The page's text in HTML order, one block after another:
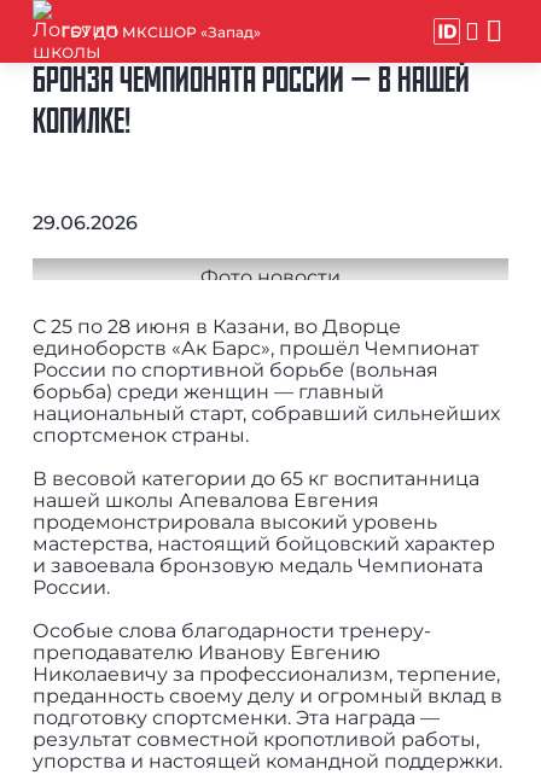
ГБУ ДО МКСШОР «Запад»
БРОНЗА ЧЕМПИОНАТА РОССИИ — В НАШЕЙ
КОПИЛКЕ!
29.06.2026
С 25 по 28 июня в Казани, во Дворце
единоборств «Ак Барс», прошёл Чемпионат
России по спортивной борьбе (вольная
борьба) среди женщин — главный
национальный старт, собравший сильнейших
спортсменок страны.
В весовой категории до 65 кг воспитанница
нашей школы Апевалова Евгения
продемонстрировала высокий уровень
мастерства, настоящий бойцовский характер
и завоевала бронзовую медаль Чемпионата
России.
Особые слова благодарности тренеру-
преподавателю Иванову Евгению
Николаевичу за профессионализм, терпение,
преданность своему делу и огромный вклад в
подготовку спортсменки. Эта награда —
результат совместной кропотливой работы,
упорства и настоящей командной поддержки.